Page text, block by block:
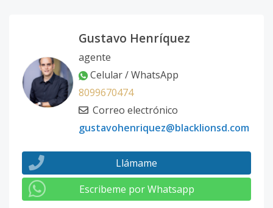
Gustavo Henríquez
agente
Celular / WhatsApp
8099670474
Correo electrónico
gustavohenriquez@blacklionsd.com
Llámame
Escribeme por Whatsapp